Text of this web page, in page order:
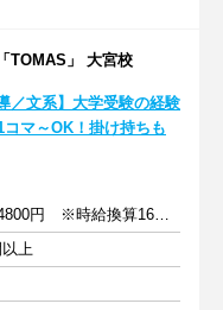
TOMAS」 大宮校
／文系】大学受験の経験
マ～OK！掛け持ちも
1コマ(90分)2400円～4800円 ※時給換算1600円～3200円
上